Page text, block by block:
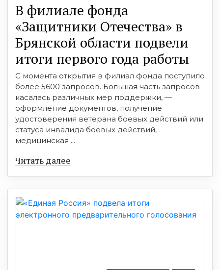
В филиале фонда
«Защитники Отечества» в
Брянской области подвели
итоги первого года работы
С момента открытия в филиал фонда поступило
более 5600 запросов. Большая часть запросов
касалась различных мер поддержки, —
оформление документов, получение
удостоверения ветерана боевых действий или
статуса инвалида боевых действий,
медицинская ...
Читать далее